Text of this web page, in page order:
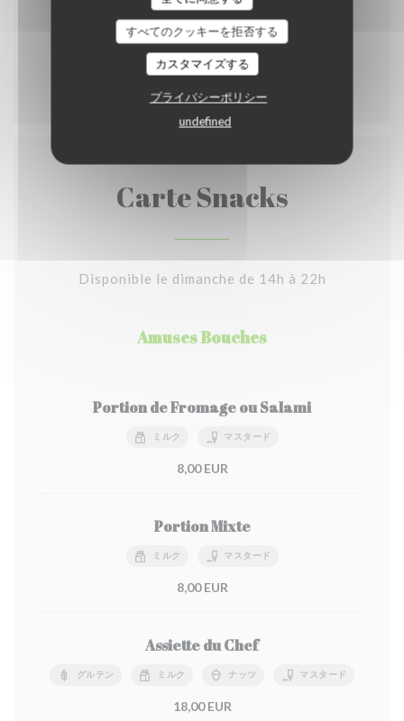
すべてのクッキーを拒否する
カスタマイズする
プライバシーポリシー
undefined
Crumble aux pommes avec glace vanille
グルテン 卵 ミルク
9,50 EUR
Carte Snacks
Disponible le dimanche de 14h à 22h
Amuses Bouches
Portion de Fromage ou Salami
ミルク マスタード
8,00 EUR
Portion Mixte
ミルク マスタード
8,00 EUR
Assiette du Chef
グルテン ミルク ナッツ マスタード
18,00 EUR